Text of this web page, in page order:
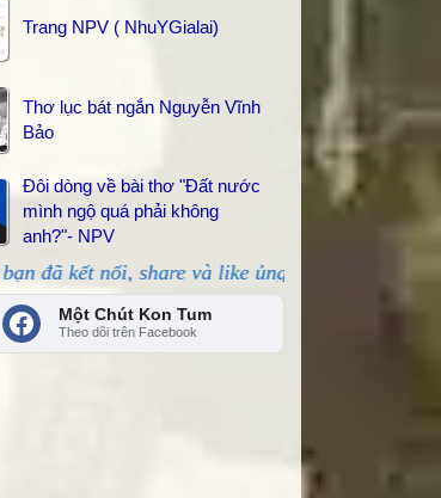
Trang NPV ( NhuYGialai)
Thơ lục bát ngắn Nguyễn Vĩnh
Bảo
Đôi dòng về bài thơ "Đất nước
mình ngộ quá phải không
anh?"- NPV
share và like ủng hộ!
Một Chút Kon Tum
Theo dõi trên Facebook